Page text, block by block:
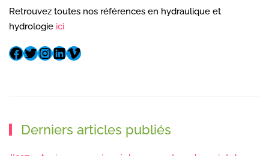
Retrouvez toutes nos références en hydraulique et
hydrologie ici
Derniers articles publiés